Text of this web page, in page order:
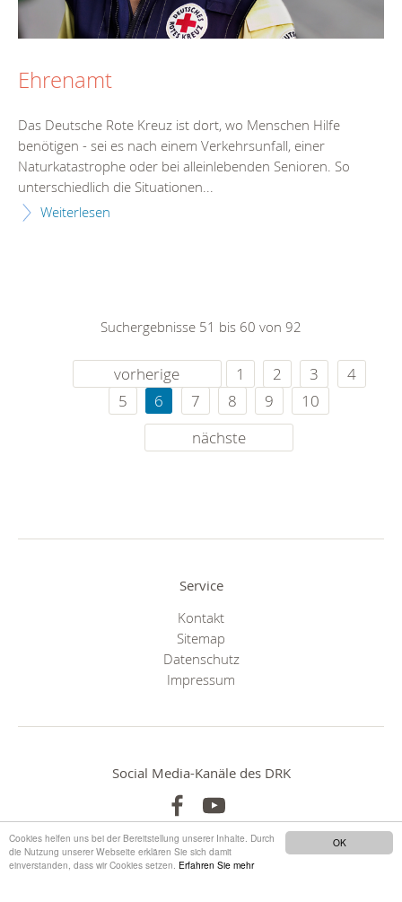
OK
Cookies helfen uns bei der Bereitstellung unserer Inhalte. Durch
die Nutzung unserer Webseite erklären Sie sich damit
einverstanden, dass wir Cookies setzen. Erfahren Sie mehr
Ehrenamt
Das Deutsche Rote Kreuz ist dort, wo Menschen Hilfe
benötigen - sei es nach einem Verkehrsunfall, einer
Naturkatastrophe oder bei alleinlebenden Senioren. So
unterschiedlich die Situationen...
Weiterlesen
Suchergebnisse 51 bis 60 von 92
vorherige 1 2 3
4
5
6 7 8 9
10
nächste
Service
Kontakt
Sitemap
Datenschutz
Impressum
Social Media-Kanäle des DRK